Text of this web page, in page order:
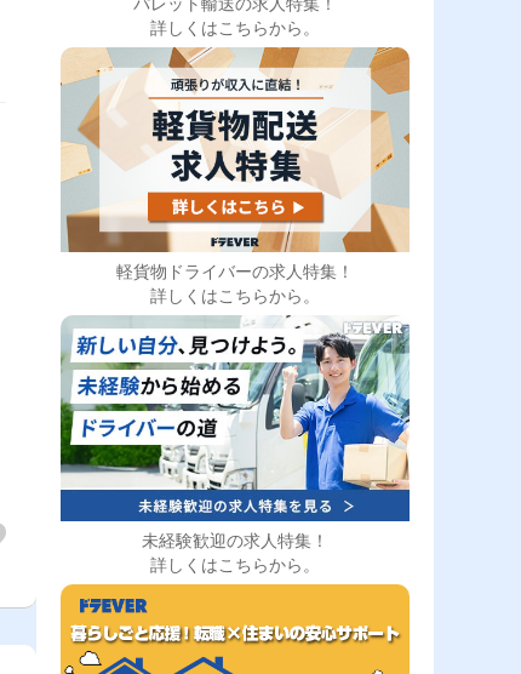
詳しくはこちらから。
軽貨物ドライバーの求人特集！
詳しくはこちらから。
未経験歓迎の求人特集！
詳しくはこちらから。